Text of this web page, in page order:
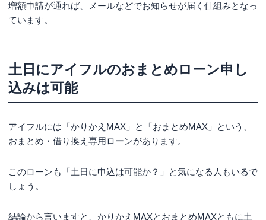
増額申請が通れば、メールなどでお知らせが届く仕組みとなっ
ています。
土日にアイフルのおまとめローン申し
込みは可能
アイフルには「かりかえMAX」と「おまとめMAX」という、
おまとめ・借り換え専用ローンがあります。
このローンも「土日に申込は可能か？」と気になる人もいるで
しょう。
結論から言いますと、かりかえMAXとおまとめMAXともに土